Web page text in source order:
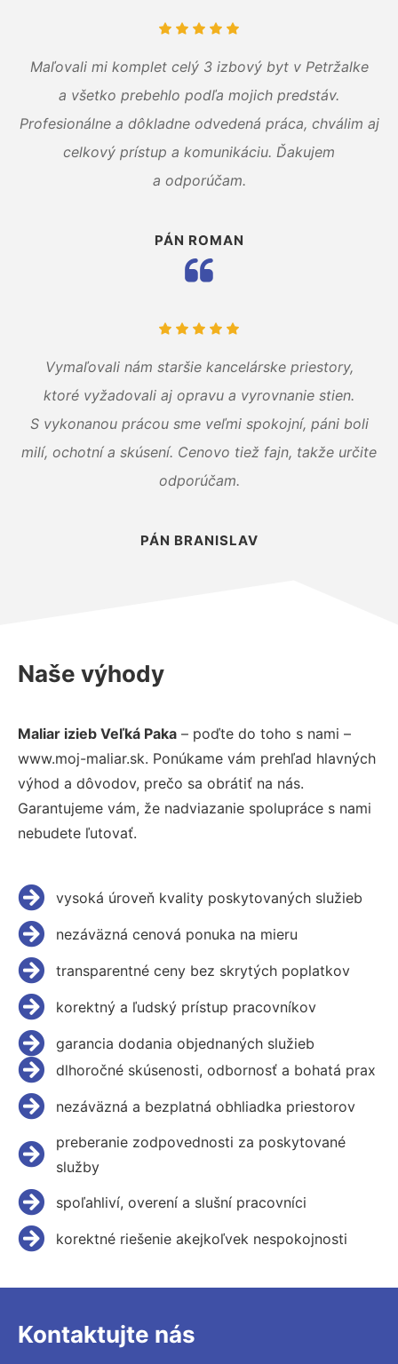
Maľovali mi komplet celý 3 izbový byt v Petržalke
a všetko prebehlo podľa mojich predstáv.
Profesionálne a dôkladne odvedená práca, chválim aj
celkový prístup a komunikáciu. Ďakujem
a odporúčam.
PÁN ROMAN
Vymaľovali nám staršie kancelárske priestory,
ktoré vyžadovali aj opravu a vyrovnanie stien.
S vykonanou prácou sme veľmi spokojní, páni boli
milí, ochotní a skúsení. Cenovo tiež fajn, takže určite
odporúčam.
PÁN BRANISLAV
Naše výhody
Maliar izieb Veľká Paka – poďte do toho s nami –
www.moj-maliar.sk. Ponúkame vám prehľad hlavných
výhod a dôvodov, prečo sa obrátiť na nás.
Garantujeme vám, že nadviazanie spolupráce s nami
nebudete ľutovať.
vysoká úroveň kvality poskytovaných služieb
nezáväzná cenová ponuka na mieru
transparentné ceny bez skrytých poplatkov
korektný a ľudský prístup pracovníkov
garancia dodania objednaných služieb
dlhoročné skúsenosti, odbornosť a bohatá prax
nezáväzná a bezplatná obhliadka priestorov
preberanie zodpovednosti za poskytované
služby
spoľahliví, overení a slušní pracovníci
korektné riešenie akejkoľvek nespokojnosti
Kontaktujte nás